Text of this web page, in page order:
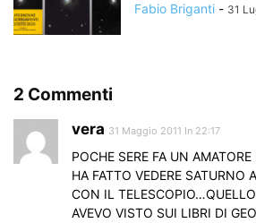
Fabio Briganti - 31
2 Commenti
vera 31 Maggio 2011 In 22:17
POCHE SERE FA UN
HA FATTO VEDERE SATURNO
CON IL
AVEVO VISTO SUI LIBRI DI